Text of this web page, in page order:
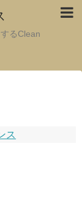
るClean
ス